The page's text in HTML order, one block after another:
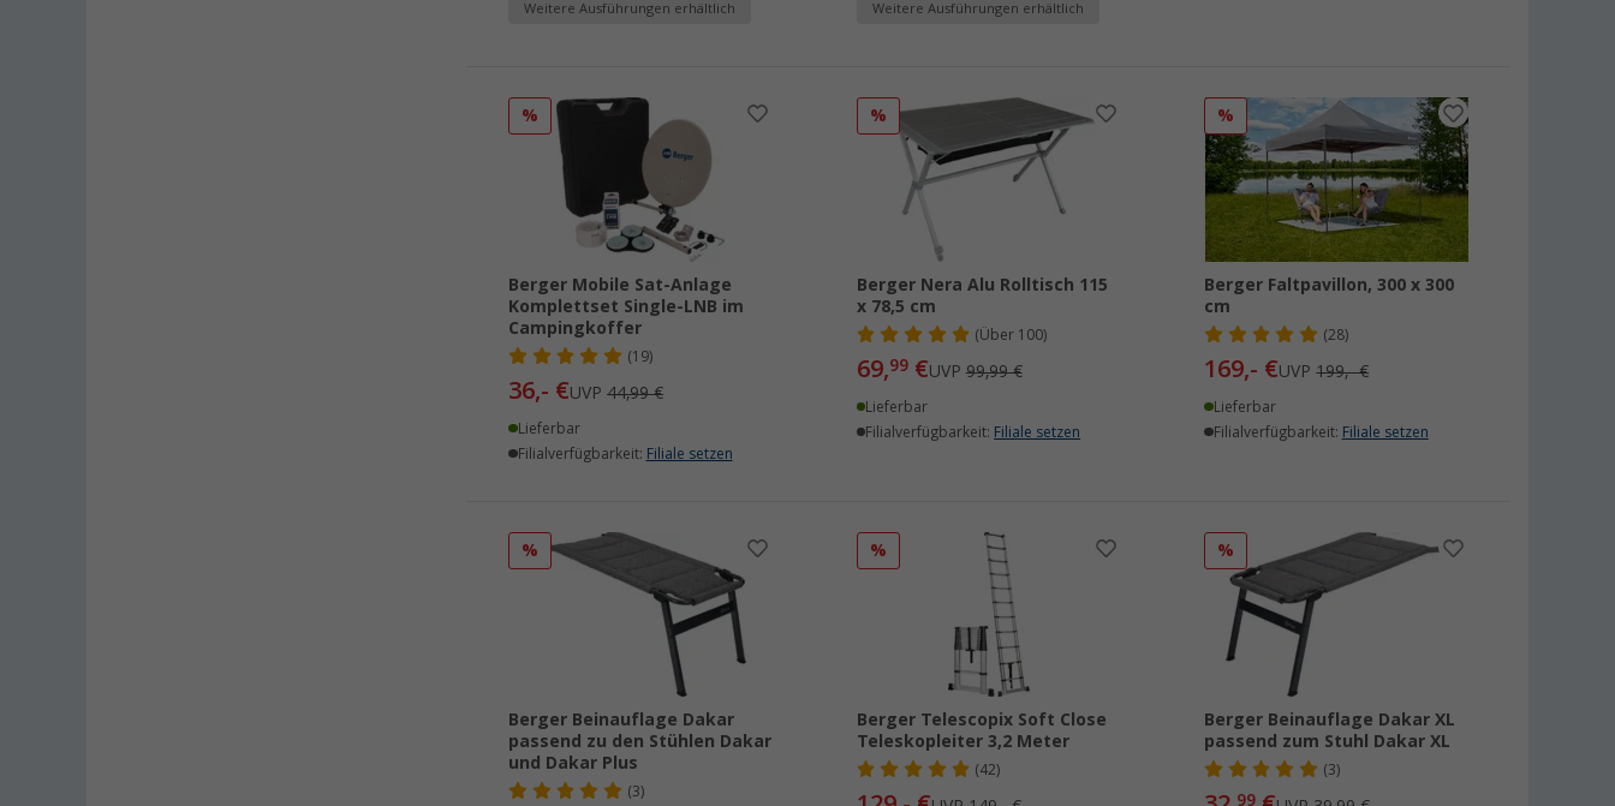
Weitere Ausführungen erhältlich Weitere Ausführungen erhältlich
%
Berger Mobile Sat-Anlage
Komplettset Single-LNB im
Campingkoffer
(19)
36,- €UVP44,99 €
Lieferbar
Filialverfügbarkeit: Filiale setzen
%
Berger Nera Alu Rolltisch 115
x 78,5 cm
(Über 100)
69,99€UVP99,99 €
Lieferbar
Filialverfügbarkeit: Filiale setzen
%
Berger Faltpavillon, 300 x 300
cm
(28)
169,- €UVP199,- €
Lieferbar
Filialverfügbarkeit: Filiale setzen
%
Berger Beinauflage Dakar
passend zu den Stühlen Dakar
und Dakar Plus
(3)
%
Berger Telescopix Soft Close
Teleskopleiter 3,2 Meter
(42)
%
Berger Beinauflage Dakar XL
passend zum Stuhl Dakar XL
(3)
99